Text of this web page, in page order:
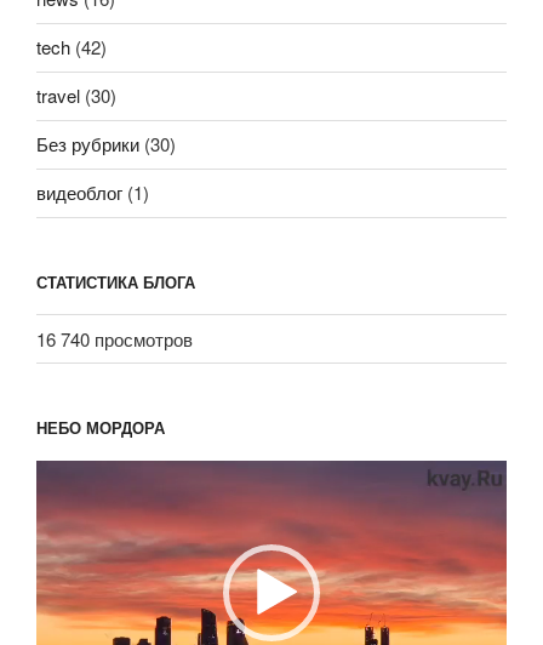
tech (42)
travel (30)
Без рубрики (30)
видеоблог (1)
СТАТИСТИКА БЛОГА
16 740 просмотров
НЕБО МОРДОРА